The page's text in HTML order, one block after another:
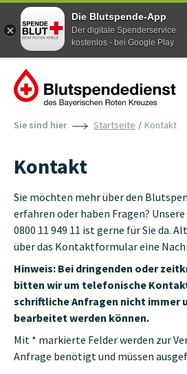
Die Blutspende-App
Der digitale Spenderservice
kostenlos - bei Google Play
Zum Inhalt der Seite springen
Sie sind hier Startseite Kontakt
Kontakt
Sie möchten mehr über den
erfahren oder haben Fragen?
0800 11 949 11 ist gerne für Sie da.
über das Kontaktformular eine
Hinweis: Bei dringenden oder
bitten wir um telefonische
schriftliche Anfragen nicht immer
bearbeitet werden können.
Mit * markierte Felder werden zur
Anfrage benötigt und müssen